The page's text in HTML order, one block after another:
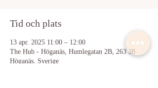
Tid och plats
13 apr. 2025 11:00 – 12:00
The Hub - Höganäs, Humlegatan 2B, 263 38
Höganäs, Sverige